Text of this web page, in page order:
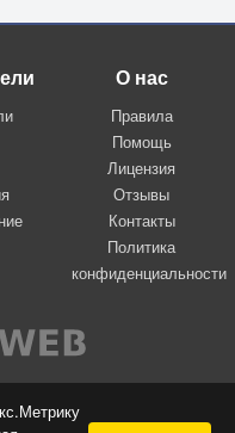
О нас
Правила
Помощь
Лицензия
Отзывы
Контакты
Политика
конфиденциальности